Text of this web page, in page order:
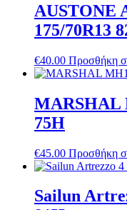
AUSTONE
175/70R13
€40.00 Προσθήκη
MARSHAL
75H
€45.00 Προσθήκη
Sailun